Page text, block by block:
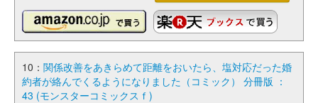
10： 関係改善をあきらめて距離をおいたら、塩対応だった婚
約者が絡んでくるようになりました（コミック） 分冊版 ：
43 (モンスターコミックスｆ)